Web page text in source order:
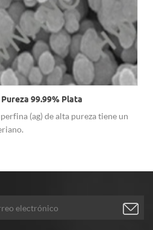
99.99% Plata
(ag) de alta pureza tiene un